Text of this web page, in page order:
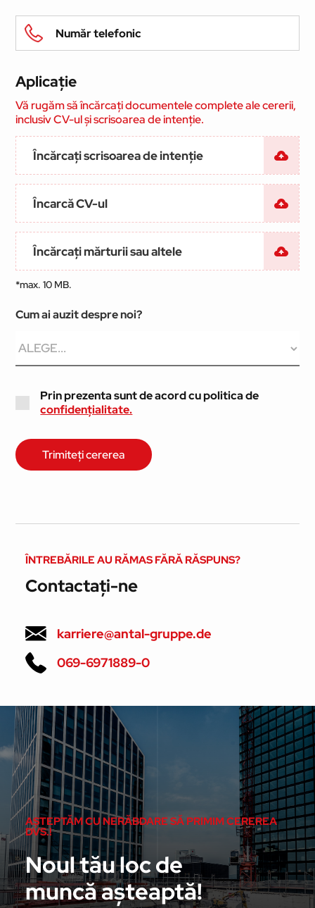
Aplicație
Vă rugăm să încărcați documentele complete ale cererii,
inclusiv CV-ul și scrisoarea de intenție.
Încărcați scrisoarea de intenție
Încarcă CV-ul
Încărcați mărturii sau altele
*max. 10 MB.
Cum ai auzit despre noi?
Prin prezenta sunt de acord cu politica de
confidențialitate.
ÎNTREBĂRILE AU RĂMAS FĂRĂ RĂSPUNS?
Contactați-ne
karriere@antal-gruppe.de
069-6971889-0
AȘTEPTĂM CU NERĂBDARE SĂ PRIMIM CEREREA
DVS.!
Noul tău loc de
muncă așteaptă!